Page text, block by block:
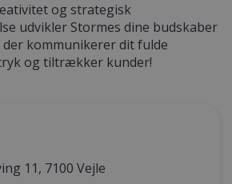
og strategisk
udvikler Stormes dine budskaber
kommunikerer dit fulde
og tiltrækker kunder!
11, 7100 Vejle